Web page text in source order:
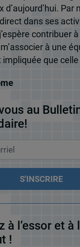
d’aujourd’hui. Par
dans ses
contribuer
à une
que celle
au
à l’essor et à
!